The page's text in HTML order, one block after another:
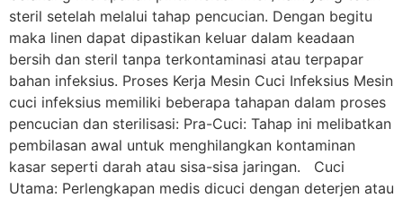
steril setelah melalui tahap pencucian. Dengan begitu
maka linen dapat dipastikan keluar dalam keadaan
bersih dan steril tanpa terkontaminasi atau terpapar
bahan infeksius. Proses Kerja Mesin Cuci Infeksius Mesin
cuci infeksius memiliki beberapa tahapan dalam proses
pencucian dan sterilisasi: Pra-Cuci: Tahap ini melibatkan
pembilasan awal untuk menghilangkan kontaminan
kasar seperti darah atau sisa-sisa jaringan. Cuci
Utama: Perlengkapan medis dicuci dengan deterjen atau